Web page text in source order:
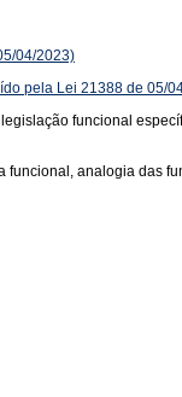
04/2023)
pela Lei 21388 de 05/
funcional
analogia das